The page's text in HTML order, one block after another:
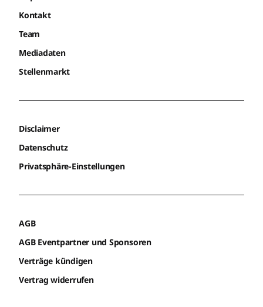
Kontakt
Team
Mediadaten
Stellenmarkt
Disclaimer
Datenschutz
Privatsphäre-Einstellungen
AGB
AGB Eventpartner und Sponsoren
Verträge kündigen
Vertrag widerrufen